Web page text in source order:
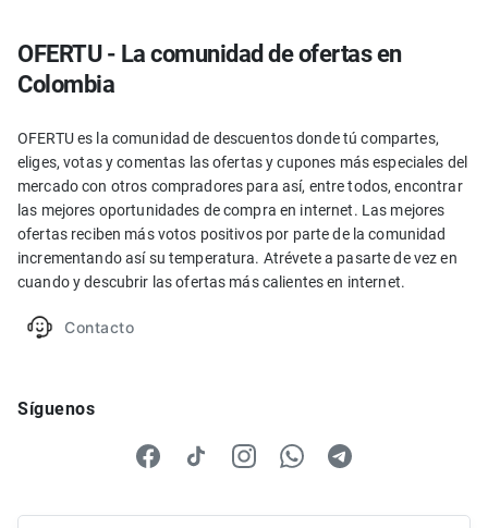
OFERTU - La comunidad de ofertas en
Colombia
OFERTU es la comunidad de descuentos donde tú compartes,
eliges, votas y comentas las ofertas y cupones más especiales del
mercado con otros compradores para así, entre todos, encontrar
las mejores oportunidades de compra en internet. Las mejores
ofertas reciben más votos positivos por parte de la comunidad
incrementando así su temperatura. Atrévete a pasarte de vez en
cuando y descubrir las ofertas más calientes en internet.
Contacto
Síguenos